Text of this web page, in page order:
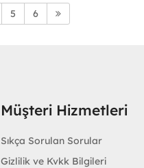
5 6
Müşteri Hizmetleri
Sıkça Sorulan Sorular
Gizlilik ve Kvkk Bilgileri